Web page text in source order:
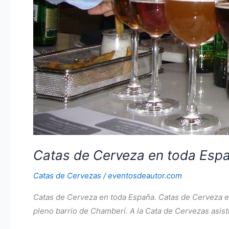
Catas de Cerveza en toda
Catas de Cervezas /eventosdeautor.com
Catas de Cerveza en toda España. Catas de
pleno barrio de Chamberí. A la Cata de Cervezas